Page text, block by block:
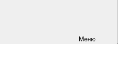
Меню